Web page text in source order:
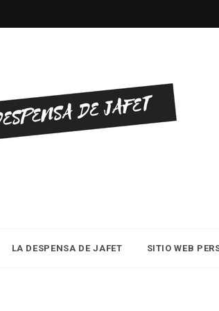
LA DESPENSA DE JAFET SITIO WEB